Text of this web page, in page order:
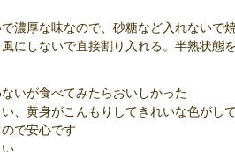
で濃厚な味なので、砂糖など入れない
にしないで直接割り入れる。半熟状態
ないが食べてみたらおいしかった
、黄身がこんもりしてきれいな色がし
で安心です